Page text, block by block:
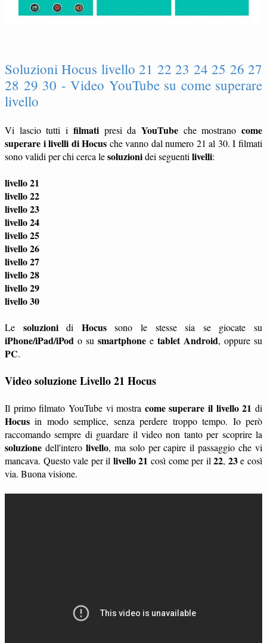
Soluzioni Hocus livello 21 22 23 24 25 26 27
28 29 30 - Video YouTube su come superare
livello
Vi lascio tutti i filmatipresi da YouTubeche mostranocome
superare i livelli di Hocus che vanno dal numero 21 al 30. I filmati
sono validi per chi cerca lesoluzionidei seguenti livelli:
livello 21
livello 22
livello 23
livello 24
livello 25
livello 26
livello 27
livello 28
livello 29
livello 30
Le soluzionidi Hocussono le stesse sia se giocate su
iPhone/iPad/iPod o su smartphone e tablet Android, oppure su
PC.
Video soluzione Livello 21 Hocus
Il primo filmato YouTube vi mostra come superare il livello 21 di
Hocus in modo semplice, senza perdere troppo tempo. Io però
raccomando sempre di guardare il video non tanto per scoprire la
soluzione dell'intero livello, ma solo per capire il passaggio che vi
mancava. Questo vale per il livello 21 così come per il22, 23e così
via. Buona visione.